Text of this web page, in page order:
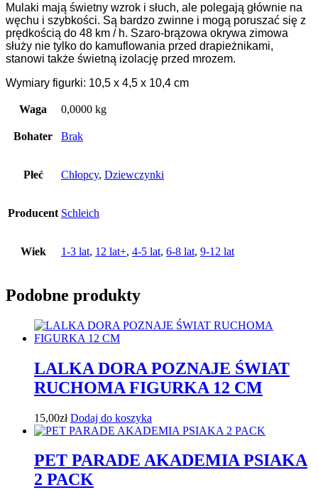
Mulaki mają świetny wzrok i słuch, ale polegają głównie na
węchu i szybkości. Są bardzo zwinne i mogą poruszać się z
prędkością do 48 km / h. Szaro-brązowa okrywa zimowa
służy nie tylko do kamuflowania przed drapieżnikami,
stanowi także świetną izolację przed mrozem.
Wymiary figurki: 10,5 x 4,5 x 10,4 cm
Waga 0,0000 kg
Bohater Brak
Płeć Chłopcy, Dziewczynki
Producent Schleich
Wiek 1-3 lat, 12 lat+, 4-5 lat, 6-8 lat, 9-12 lat
Podobne produkty
LALKA DORA POZNAJE ŚWIAT
RUCHOMA FIGURKA 12 CM
15,00zł Dodaj do koszyka
PET PARADE AKADEMIA PSIAKA
2 PACK